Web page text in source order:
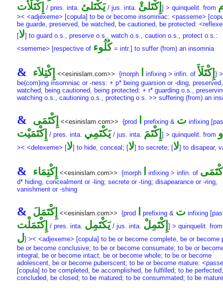
إِكْتَلَأْت / pres. inta. يَكْتَلئ / jus. inta. إِكْتَلئْ ] > quinquelit. from
>< <adjexeme> [copula] to be or become insomniac: <passeme>
be guarde, preserved, be watched, be cautioned, be protected:
[لا] to guard o.s., preserve o.s., watch o.s., caution o.s., protect o.s.:
<sememe> [respective of كُلُوء = intr.] to suffer (from) an insomnia
& إِكْتِلاَء <<esinislam.com>> {morph infixing > infin. of إِكْتَلَأَ }
be(com)ing insomniac or -ness: + p* being guarsion or -ding,
watched, being cautioned, being protected: + r* guarding o.s.,
watching o.s., cautioning o.s., protecting o.s. >> suffering (from) an
& إِكْتَمَى <<esinislam.com>> {prod prefixing & ت infixing
إِكْتَمَيْت / pres. inta. يَكْتَمِي / jus. inta. إِكْتَمَ ] > quinquelit. from و
>< <delexeme> [لا] to hide, conceal; [لا] to secrete; [لا] to disapear,
& إِكْتِمَاء <<esinislam.com>> {morph infixing > infin. of
d* hiding, concealment or -ling; secrete or -ting; disapearance or -ring,
vanishment or -shing
& إِكْتَمَلَ <<esinislam.com>> {prod prefixing & ت infixing
إِكْتَمَلْت / pres. inta. يَكْتَمِل / jus. inta. إِكْتَمِلْ ] > quinquelit.
ل} >< <adjexeme> [copula] to be or become complete, be or become
be or become conclusive; to be or become consumate; to be or
integral, be or become intact, be or become whole; to be or become
adolescent, be or become puberscent; to be or become mature:
[copula] to be completed, be accomplished, be fulfilled; to be
concluded, be closed; to be matured; to be consummated; to be